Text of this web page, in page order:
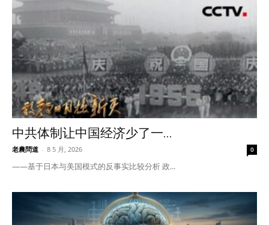
中共体制让中国经济少了一...
老農問道 - 8 5 月, 2026 0
——基于日本与美国模式的反事实比较分析 政...